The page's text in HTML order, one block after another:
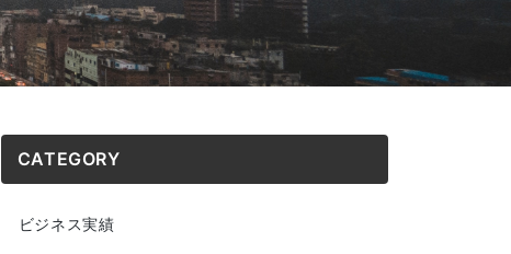
CATEGORY
ビジネス実績